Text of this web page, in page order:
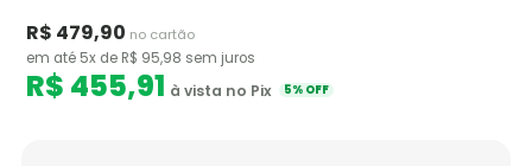
R$ 479,90 no cartão
em até 5x de R$ 95,98 sem juros
R$ 455,91 à vista no Pix 5% OFF